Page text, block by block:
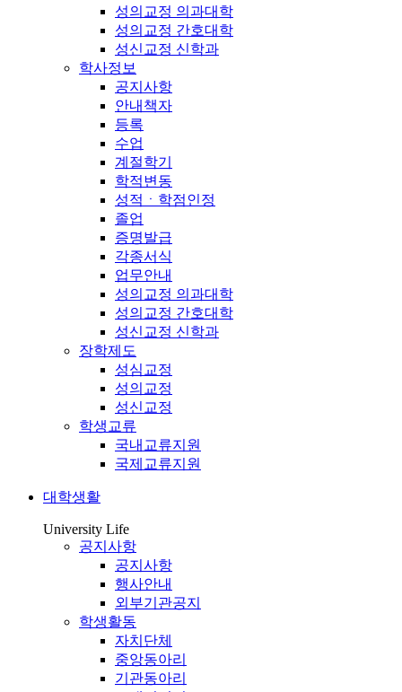
성의교정 의과대학
성의교정 간호대학
성신교정 신학과
학사정보
공지사항
안내책자
등록
수업
계절학기
학적변동
성적ㆍ학점인정
졸업
증명발급
각종서식
업무안내
성의교정 의과대학
성의교정 간호대학
성신교정 신학과
장학제도
성심교정
성의교정
성신교정
학생교류
국내교류지원
국제교류지원
대학생활
University Life
공지사항
공지사항
행사안내
외부기관공지
학생활동
자치단체
중앙동아리
기관동아리